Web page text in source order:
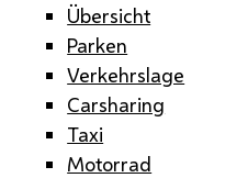
Übersicht
Parken
Verkehrslage
Carsharing
Taxi
Motorrad